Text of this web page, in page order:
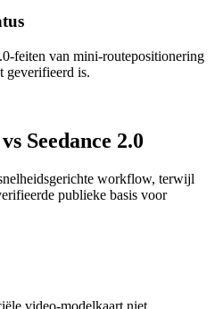
feiten van mini-routepositionering
geverifieerd is.
Seedance 2.0
workflow, terwijl
publieke basis voor
video-modelkaart niet